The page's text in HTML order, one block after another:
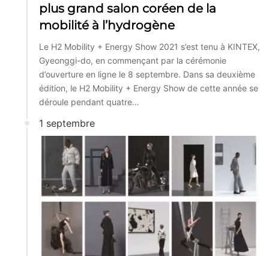
plus grand salon coréen de la
mobilité à l’hydrogène
Le H2 Mobility + Energy Show 2021 s’est tenu à KINTEX,
Gyeonggi-do, en commençant par la cérémonie
d’ouverture en ligne le 8 septembre. Dans sa deuxième
édition, le H2 Mobility + Energy Show de cette année se
déroule pendant quatre…
1 septembre